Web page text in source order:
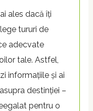
ales dacă îți
tururi de
adecvate
tale. Astfel,
informațiile și ai
destinției –
pentru o